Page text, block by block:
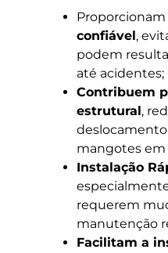
confiável,
podem
até acidentes;
Contribuem
estrutural,
mangotes em
Instalação
requerem
manutenção
Facilitam a